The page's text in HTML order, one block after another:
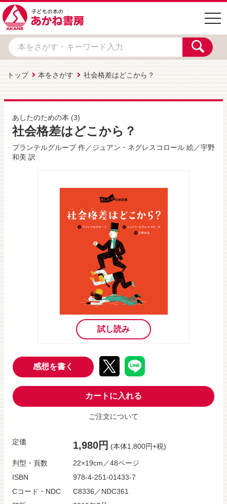
トップ 本をさがす 社会格差はどこから？
あしたのための本 (3)
社会格差はどこから？
プランテルグループ作／ジュアン・ネグレスコロール 絵／宇野
和美 訳
試し読み
感想を書く
カートに入れる
ご注文について
定価 1,980円 (本体1,800円+税)
判型・頁数
22×19cm／48ページ
ISBN
978-4-251-01433-7
Cコード・NDC
C8336／NDC361